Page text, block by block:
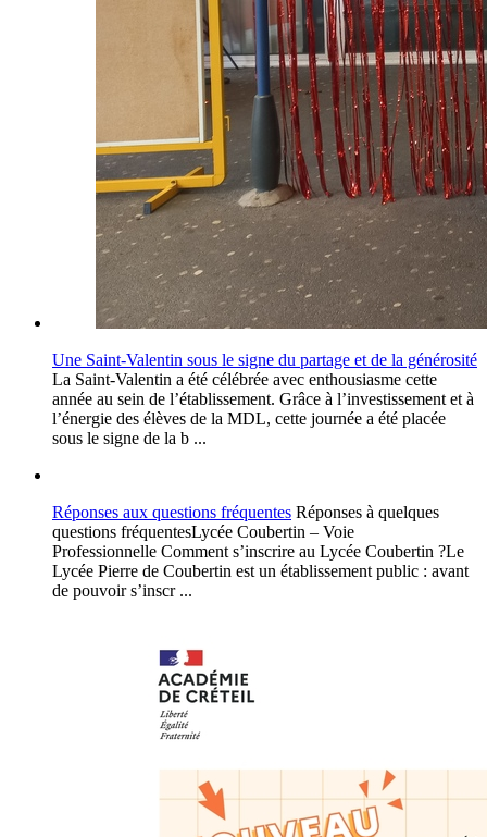
Une Saint-Valentin sous le signe du partage et de la générosité
La Saint-Valentin a été célébrée avec enthousiasme cette
année au sein de l’établissement. Grâce à l’investissement et à
l’énergie des élèves de la MDL, cette journée a été placée
sous le signe de la b ...
Réponses aux questions fréquentes Réponses à quelques
questions fréquentesLycée Coubertin – Voie
Professionnelle Comment s’inscrire au Lycée Coubertin ?Le
Lycée Pierre de Coubertin est un établissement public : avant
de pouvoir s’inscr ...